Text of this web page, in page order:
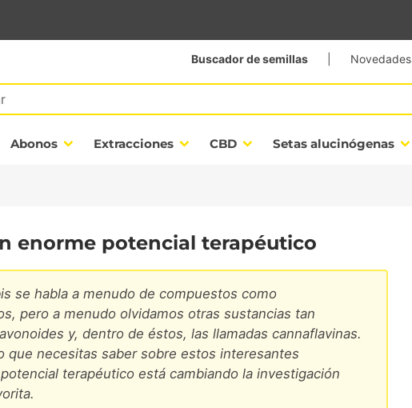
Abonos Extracciones CBD Setas alucinógenas
Buscador de semillas Novedades
enorme potencial terapéutico
se habla a menudo de compuestos como
pero a menudo olvidamos otras sustancias tan
y, dentro de éstos, las llamadas cannaflavinas.
que necesitas saber sobre estos interesantes
terapéutico está cambiando la investigación